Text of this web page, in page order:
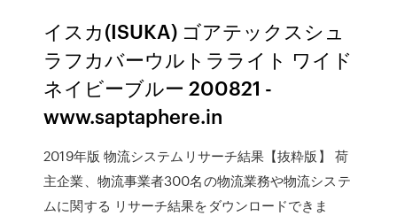
イスカ(ISUKA) ゴアテックスシュ
ラフカバーウルトラライト ワイド
ネイビーブルー 200821 -
www.saptaphere.in
2019年版 物流システムリサーチ結果【抜粋版】 荷
主企業、物流事業者300名の物流業務や物流システ
ムに関する リサーチ結果をダウンロードできま